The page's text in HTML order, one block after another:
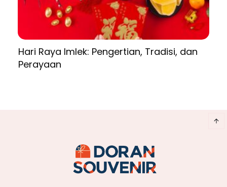
Hari Raya Imlek: Pengertian, Tradisi, dan
Perayaan